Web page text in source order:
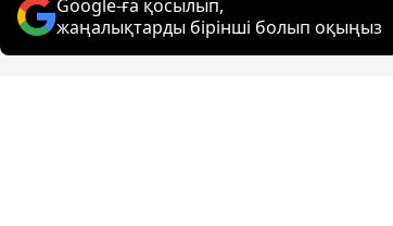
Google-ға қосылып,
жаңалықтарды бірінші болып оқыңыз